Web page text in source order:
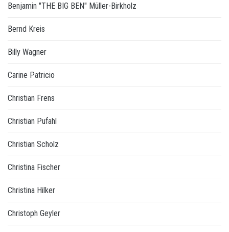
Benjamin "THE BIG BEN" Müller-Birkholz
Bernd Kreis
Billy Wagner
Carine Patricio
Christian Frens
Christian Pufahl
Christian Scholz
Christina Fischer
Christina Hilker
Christoph Geyler